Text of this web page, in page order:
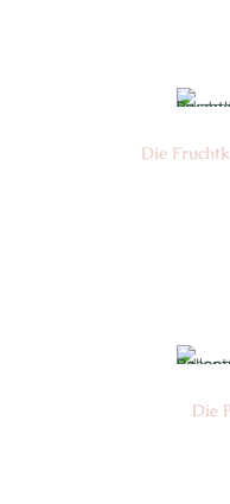
Die
Die